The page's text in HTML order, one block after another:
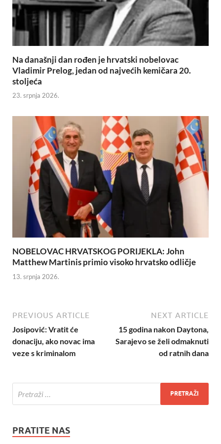
Na današnji dan rođen je hrvatski nobelovac
Vladimir Prelog, jedan od najvećih kemičara 20.
stoljeća
23. srpnja 2026.
NOBELOVAC HRVATSKOG PORIJEKLA: John
Matthew Martinis primio visoko hrvatsko odličje
13. srpnja 2026.
PREVIOUS ARTICLE
Josipović: Vratit će
donaciju, ako novac ima
veze s kriminalom
NEXT ARTICLE
15 godina nakon Daytona,
Sarajevo se želi odmaknuti
od ratnih dana
PRATITE NAS